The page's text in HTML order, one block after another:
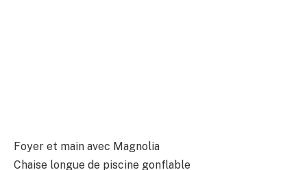
Foyer et main avec Magnolia
Chaise longue de piscine gonflable